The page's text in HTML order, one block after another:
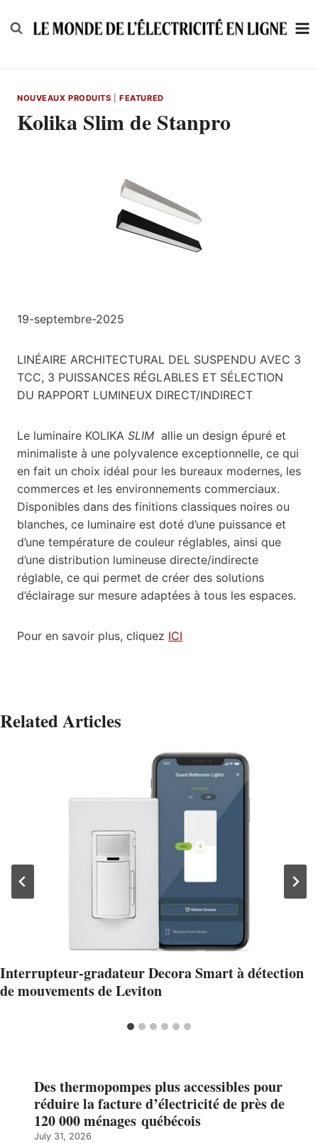
to
NOUVEAUX PRODUITS |FEATURED
Kolika Slim de Stanpro
19-septembre-2025
LINÉAIRE ARCHITECTURAL DEL SUSPENDU AVEC 3
TCC, 3 PUISSANCES RÉGLABLES ET SÉLECTION
DU RAPPORT LUMINEUX DIRECT/INDIRECT
Le luminaire KOLIKA SLIM allie un design épuré et
minimaliste à une polyvalence exceptionnelle, ce qui
en fait un choix idéal pour les bureaux modernes, les
commerces et les environnements commerciaux.
Disponibles dans des finitions classiques noires ou
blanches, ce luminaire est doté d’une puissance et
d’une température de couleur réglables, ainsi que
d’une distribution lumineuse directe/indirecte
réglable, ce qui permet de créer des solutions
d’éclairage sur mesure adaptées à tous les espaces.
Pour en savoir plus, cliquez ICI
Related Articles
Interrupteur-gradateur Decora Smart à détection
de mouvements de Leviton
Des thermopompes plus accessibles pour
réduire la facture d’électricité de près de
120 000 ménages québécois
July 31, 2026